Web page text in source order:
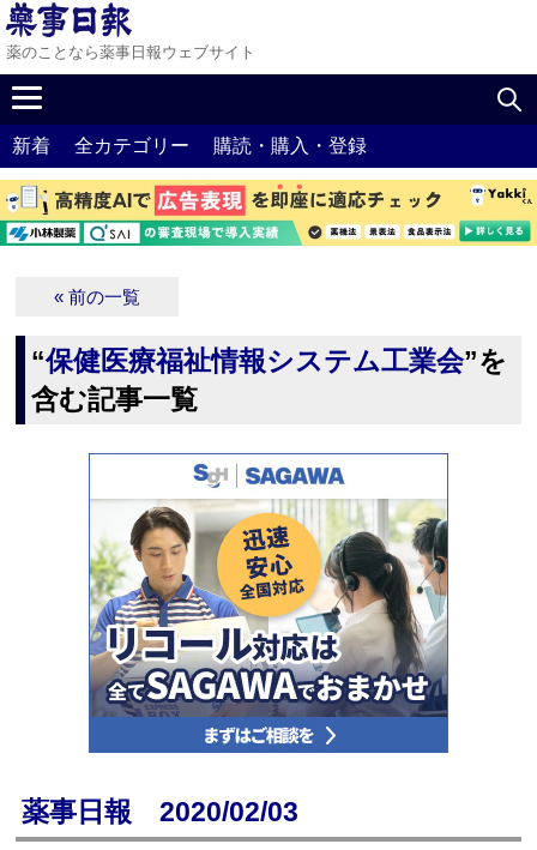
薬のことなら薬事日報ウェブサイト
新着 全カテゴリー 購読・購入・登録
« 前の一覧
“保健医療福祉情報システム工業会”を
含む記事一覧
薬事日報 2020/02/03